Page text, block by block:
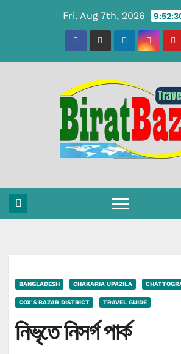
Fri. Aug 7th, 2026
BANGLADESH CHAKARIA UPAZILA
COX'S BAZAR DISTRICT TRAVEL GUIDE
নিভৃতে নিসর্গ পার্ক